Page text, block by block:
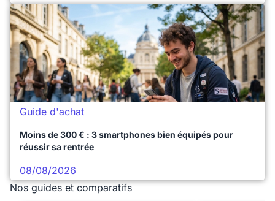
Guide d'achat
Moins de 300 € : 3 smartphones bien équipés pour
réussir sa rentrée
08/08/2026
Nos guides et comparatifs